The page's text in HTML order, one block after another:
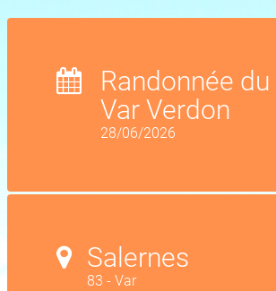
Randonnée
Var Verdon
28/06/2026
Salernes
83 - Var